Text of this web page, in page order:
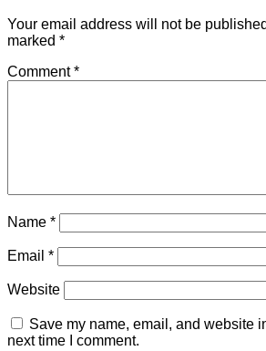
Your email address will not be
marked *
Comment*
Name *
Email *
Website
Save my name, email, and website
next time I comment.